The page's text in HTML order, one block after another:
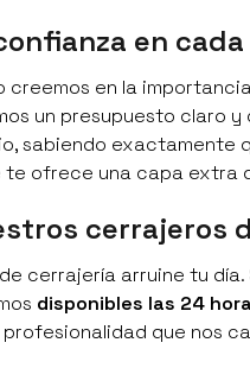
en
creemos en la
un presupuesto claro
sabiendo exactamente
te ofrece una capa extra
cerrajeros
cerrajería arruine tu
disponibles las 24
que nos